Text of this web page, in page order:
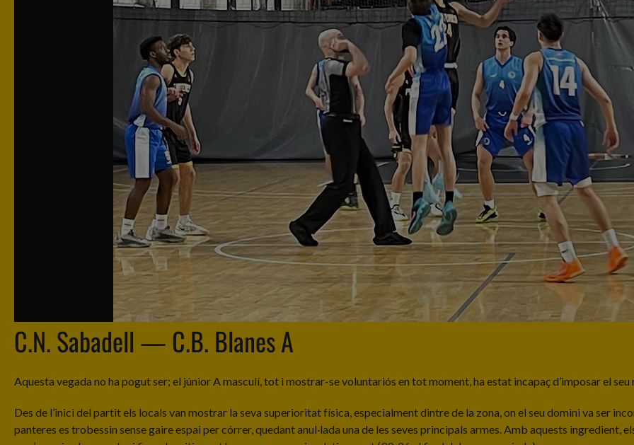
C.N. Sabadell — C.B. Blanes A
Aquesta vegada no ha pogut ser; el júnior A masculí, tot i mostrar-se voluntariós en tot moment, ha estat incapaç d’imposar el
Des de l’inici del partit els locals van mostrar la seva superioritat física, especialment dintre de la zona, on el seu domini va ser
panteres es trobessin sense gaire espai per córrer, quedant anul·lada una de les seves principals armes. Amb aquests ingredient,